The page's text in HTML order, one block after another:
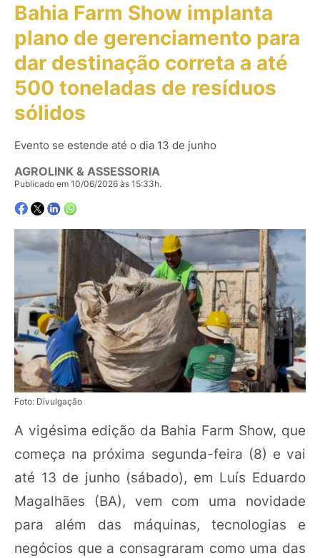
Bahia Farm Show implanta
plano de gerenciamento para
dar destinação correta a até
500 toneladas de resíduos
sólidos
Evento se estende até o dia 13 de junho
AGROLINK & ASSESSORIA
Publicado em 10/06/2026 às 15:33h.
Foto: Divulgação
A vigésima edição da Bahia Farm Show, que
começa na próxima segunda-feira (8) e vai
até 13 de junho (sábado), em Luís Eduardo
Magalhães (BA), vem com uma novidade
para além das máquinas, tecnologias e
negócios que a consagraram como uma das